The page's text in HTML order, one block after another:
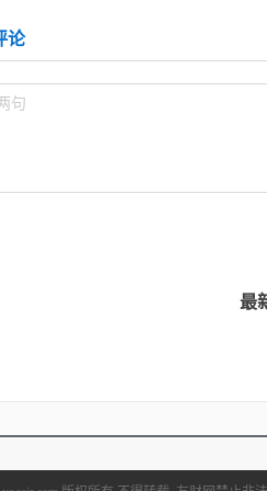
论
句
最